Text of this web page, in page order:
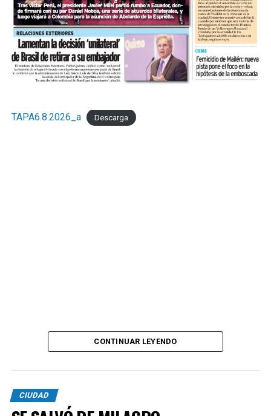
TAPA6.8.2026_a Descarga
CONTINUAR LEYENDO
CIUDAD